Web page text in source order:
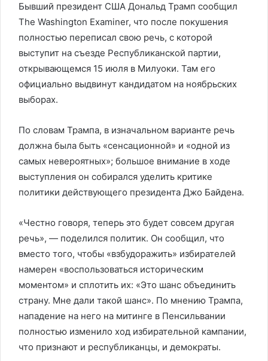
Бывший президент США Дональд Трамп сообщил
The Washington Examiner, что после покушения
полностью переписал свою речь, с которой
выступит на съезде Республиканской партии,
открывающемся 15 июля в Милуоки. Там его
официально выдвинут кандидатом на ноябрьских
выборах.
По словам Трампа, в изначальном варианте речь
должна была быть «сенсационной» и «одной из
самых невероятных»; большое внимание в ходе
выступления он собирался уделить критике
политики действующего президента Джо Байдена.
«Честно говоря, теперь это будет совсем другая
речь», — поделился политик. Он сообщил, что
вместо того, чтобы «взбудоражить» избирателей
намерен «воспользоваться историческим
моментом» и сплотить их: «Это шанс объединить
страну. Мне дали такой шанс». По мнению Трампа,
нападение на него на митинге в Пенсильвании
полностью изменило ход избирательной кампании,
что признают и республиканцы, и демократы.